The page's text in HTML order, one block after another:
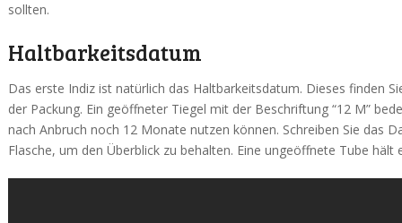
sollten.
Haltbarkeitsdatum
Das erste Indiz ist natürlich das Haltbarkeitsdatum. Dieses finden
der Packung. Ein geöffneter Tiegel mit der Beschriftung “12 M”
nach Anbruch noch 12 Monate nutzen können. Schreiben Sie das
Flasche, um den Überblick zu behalten. Eine ungeöffnete Tube